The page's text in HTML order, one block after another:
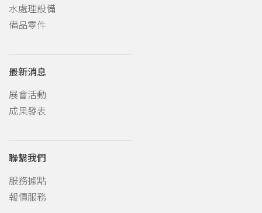
水處理設備
備品零件
最新消息
展會活動
成果發表
聯繫我們
服務據點
報價服務